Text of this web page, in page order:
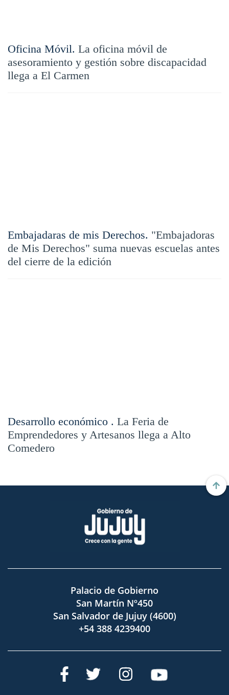
Oficina Móvil. La oficina móvil de
asesoramiento y gestión sobre discapacidad
llega a El Carmen
Embajadaras de mis Derechos. "Embajadoras
de Mis Derechos" suma nuevas escuelas antes
del cierre de la edición
Desarrollo económico . La Feria de
Emprendedores y Artesanos llega a Alto
Comedero
Palacio de Gobierno
San Martín Nº450
San Salvador de Jujuy (4600)
+54 388 4239400